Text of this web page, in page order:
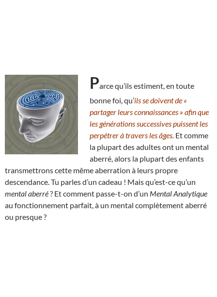
Parce qu’ils estiment, en toute
bonne foi, qu’ils se doivent de «
partager leurs connaissances » afin que
les générations successives puissent les
perpétrer à travers les âges. Et comme
la plupart des adultes ont un mental
aberré, alors la plupart des enfants
transmettrons cette même aberration à leurs propre
descendance. Tu parles d’un cadeau ! Mais qu’est-ce qu’un
mental aberré? Et comment passe-t-on d’un Mental Analytique
au fonctionnement parfait, à un mental complètement aberré
ou presque ?